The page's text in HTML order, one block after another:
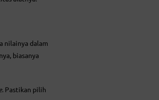
nilainya dalam
biasanya
. Pastikan pilih